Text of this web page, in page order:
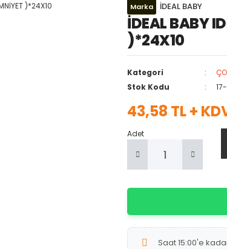
Marka İDEAL BABY
İDEAL BABY
)*24X10
Kategori
Stok Kodu
43,58 TL +
Adet
Saat 15:00'e